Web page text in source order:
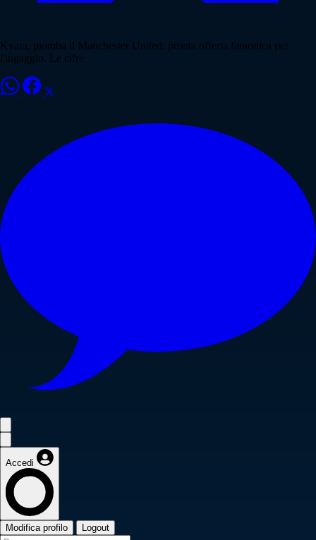
Kvara, piomba il Manchester United: pronta offerta faraonica per
l'ingaggio. Le cifre
Accedi
Modifica profilo Logout